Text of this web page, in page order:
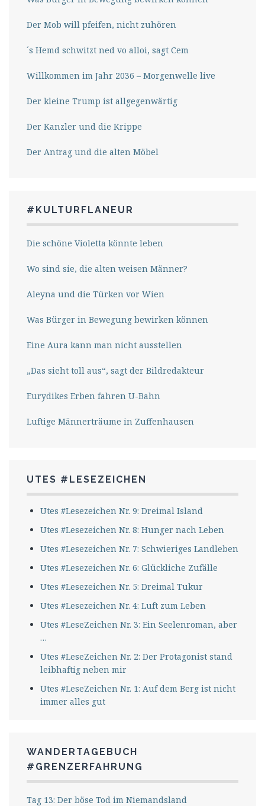
Der Mob will pfeifen, nicht zuhören
´s Hemd schwitzt ned vo alloi, sagt Cem
Willkommen im Jahr 2036 – Morgenwelle live
Der kleine Trump ist allgegenwärtig
Der Kanzler und die Krippe
Der Antrag und die alten Möbel
#KULTURFLANEUR
Die schöne Violetta könnte leben
Wo sind sie, die alten weisen Männer?
Aleyna und die Türken vor Wien
Was Bürger in Bewegung bewirken können
Eine Aura kann man nicht ausstellen
„Das sieht toll aus“, sagt der Bildredakteur
Eurydikes Erben fahren U-Bahn
Luftige Männerträume in Zuffenhausen
UTES #LESEZEICHEN
Utes #Lesezeichen Nr. 9: Dreimal Island
Utes #Lesezeichen Nr. 8: Hunger nach Leben
Utes #Lesezeichen Nr. 7: Schwieriges Landleben
Utes #Lesezeichen Nr. 6: Glückliche Zufälle
Utes #Lesezeichen Nr. 5: Dreimal Tukur
Utes #Lesezeichen Nr. 4: Luft zum Leben
Utes #LeseZeichen Nr. 3: Ein Seelenroman, aber
…
Utes #LeseZeichen Nr. 2: Der Protagonist stand
leibhaftig neben mir
Utes #LeseZeichen Nr. 1: Auf dem Berg ist nicht
immer alles gut
WANDERTAGEBUCH
#GRENZERFAHRUNG
Tag 13: Der böse Tod im Niemandsland